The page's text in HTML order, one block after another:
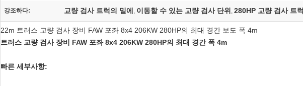
강조하다: 교량 검사 트럭의 밑에 , 이동할 수 있는 교량 검사 단위 , 280HP 교량 검사 트럭
22m 트러스 교량 검사 장비 FAW 포좌 8x4 206KW 280HP의 최대 경간 보도 폭 4m
트러스 교량 검사 장비 FAW 포좌 8x4 206KW 280HP의 최대 경간 폭 4m
빠른 세부사항: